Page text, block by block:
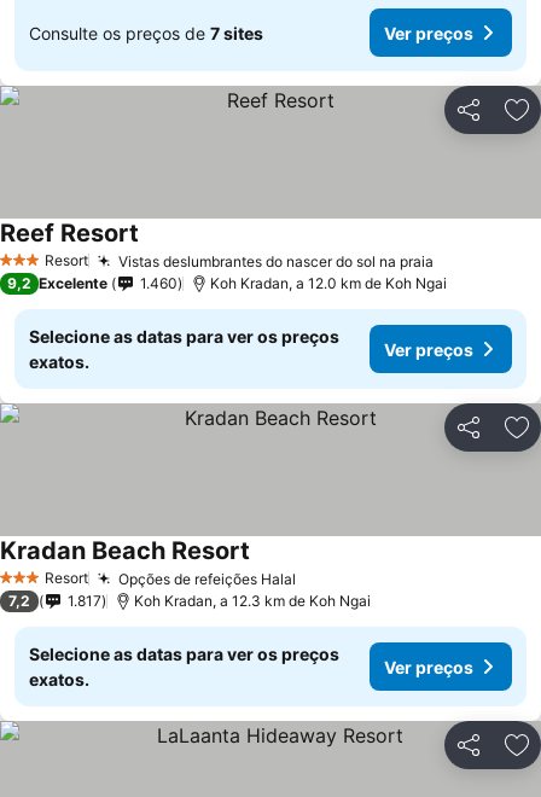
Consulte os preços de 7 sites Ver preços
Partilhar
3 EstrelasResort Vistas deslumbrantes do nascer do sol na praia
Reef Resort
9,2 Excelente 1.460 Koh Kradan, a 12.0 km de Koh Ngai
Selecione as datas para ver os preços
exatos.
Ver preços
Partilhar
3 EstrelasResort Opções de refeições Halal
Kradan Beach Resort
7,2 1.817 Koh Kradan, a 12.3 km de Koh Ngai
Selecione as datas para ver os preços
exatos.
Ver preços
Partilhar